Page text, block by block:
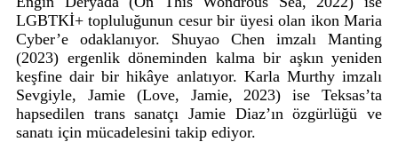
LGBTKİ+ topluluğunun cesur bir üyesi olan ikon Maria
Cyber’e odaklanıyor. Shuyao Chen imzalı Manting
(2023) ergenlik döneminden kalma bir aşkın yeniden
keşfine dair bir hikâye anlatıyor. Karla Murthy imzalı
Sevgiyle, Jamie (Love, Jamie, 2023) ise Teksas’ta
hapsedilen trans sanatçı Jamie Diaz’ın özgürlüğü ve
sanatı için mücadelesini takip ediyor.